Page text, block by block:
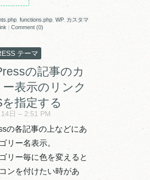
functions.php WP, カスタマ
Comment (0)
テーマ
の記事のカ
表示のリンク
指定する
日 – 2:51 PM
の各記事の上などにあ
リー名表示。
リー毎に色を変えると
ンを付けたい時があ